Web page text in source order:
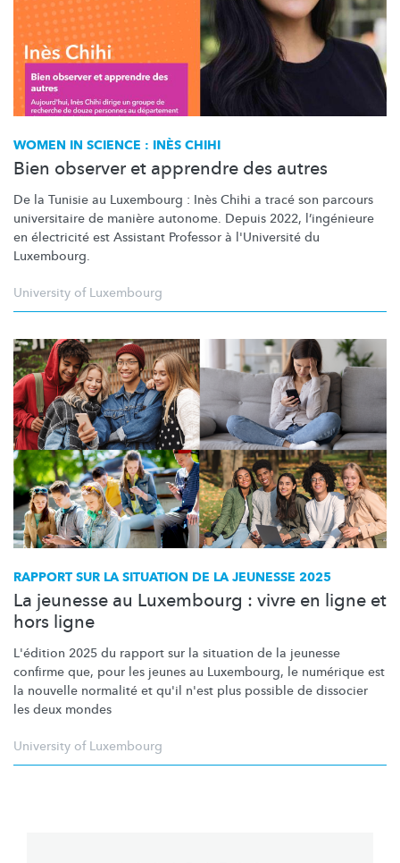
WOMEN IN SCIENCE : INÈS CHIHI
Bien observer et apprendre des autres
De la Tunisie au Luxembourg : Inès Chihi a tracé son parcours
universitaire de manière autonome. Depuis 2022, l’ingénieure
en électricité est Assistant Professor à l'Université du
Luxembourg.
University of Luxembourg
RAPPORT SUR LA SITUATION DE LA JEUNESSE 2025
La jeunesse au Luxembourg : vivre en ligne et
hors ligne
L'édition 2025 du rapport sur la situation de la jeunesse
confirme que, pour les jeunes au Luxembourg, le numérique est
la nouvelle normalité et qu'il n'est plus possible de dissocier
les deux mondes
University of Luxembourg